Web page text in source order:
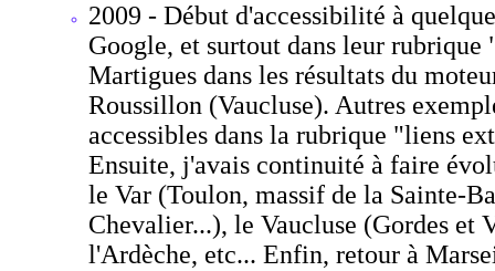
2009 - Début d'accessibilité à
Google, et surtout dans leur
Martigues dans les résultats du
Roussillon (Vaucluse). Autres
accessibles dans la rubrique "liens
Ensuite, j'avais continuité à faire
le Var (Toulon, massif de la Sainte-
Chevalier...), le Vaucluse (Gordes et
l'Ardèche, etc... Enfin, retour à